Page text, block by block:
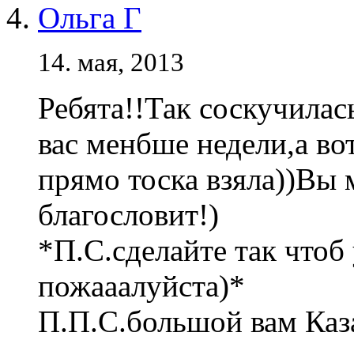
Ольга Г
14. мая, 2013
Ребята!!Так
вас менбше недели,а
прямо тоска взяла))Вы
благословит!)
*П.С.сделайте так
пожааалуйста)*
П.П.С.большой вам